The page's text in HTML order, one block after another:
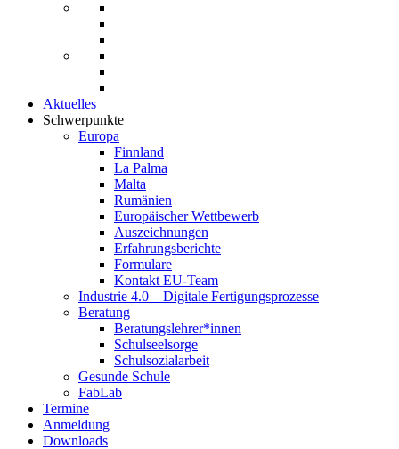
Aktuelles
Schwerpunkte
Europa
Finnland
La Palma
Malta
Rumänien
Europäischer Wettbewerb
Auszeichnungen
Erfahrungsberichte
Formulare
Kontakt EU-Team
Industrie 4.0 – Digitale Fertigungsprozesse
Beratung
Beratungslehrer*innen
Schulseelsorge
Schulsozialarbeit
Gesunde Schule
FabLab
Termine
Anmeldung
Downloads